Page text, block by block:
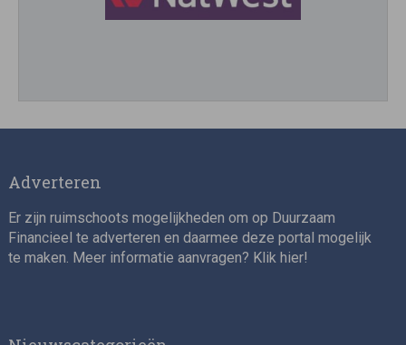
Director, Impact Investing
Adverteren
Er zijn ruimschoots mogelijkheden om op Duurzaam
Financieel te adverteren en daarmee deze portal mogelijk
te maken. Meer informatie aanvragen? Klik hier!